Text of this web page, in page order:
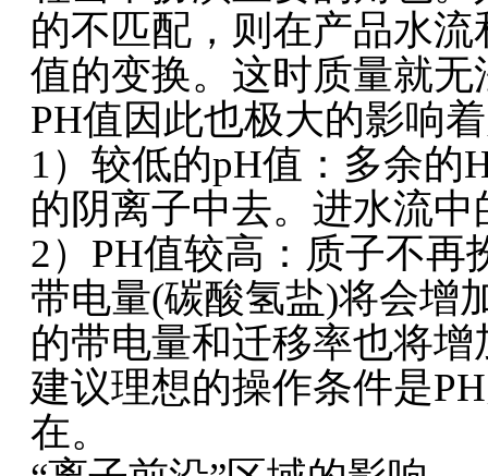
的不匹配，则在产品水
值的变换。这时质量就无
PH值因此也极大的影响
1）较低的pH值：多余的
的阴离子中去。进水流
2）PH值较高：质子不
带电量(碳酸氢盐)将会增
的带电量和迁移率也将增
建议理想的操作条件是
在。